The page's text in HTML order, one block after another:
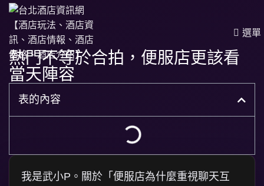
選單
熱門不等於合拍，便服店更該看
當天陣容
表的內容
我是武小P。關於「便服店為什麼重視聊天互